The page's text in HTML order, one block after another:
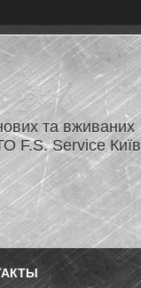
та вживаних
F.S. Service Київ